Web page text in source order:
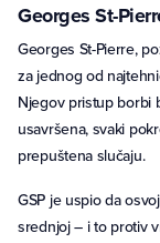
Georges St-
Georges St-Pierre,
za jednog od
Njegov pristup borbi
usavršena, svaki
prepuštena slučaju.
GSP je uspio da
srednjoj – i to protiv